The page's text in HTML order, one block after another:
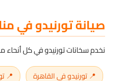
صيانة تورنيدو في
نخدم سخانات تورنيدو في كل أنحاء
📍 تورنيدو في القاهرة
📍